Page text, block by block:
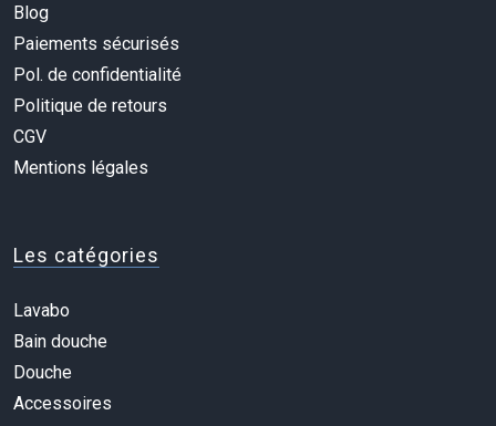
Blog
Paiements sécurisés
Pol. de confidentialité
Politique de retours
CGV
Mentions légales
Les catégories
Lavabo
Bain douche
Douche
Accessoires